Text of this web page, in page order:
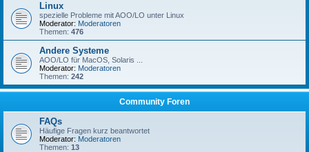
Linux
spezielle Probleme mit AOO/LO unter Linux
Moderator: Moderatoren
Themen: 476
Andere Systeme
AOO/LO für MacOS, Solaris ...
Moderator: Moderatoren
Themen: 242
Community Foren
FAQs
Häufige Fragen kurz beantwortet
Moderator: Moderatoren
Themen: 13